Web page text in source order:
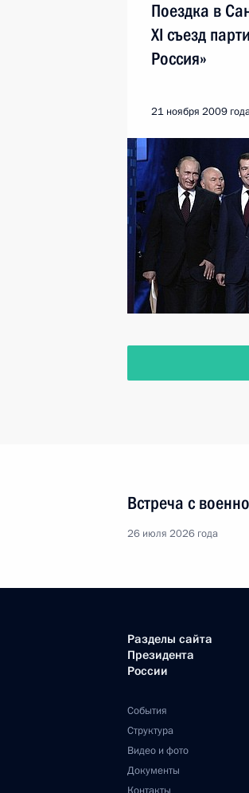
Поездка в
XI съезд
Россия»
21 ноября 2009
Встреча с
26 июля 2026 года
Разделы сайта
Президента
России
События
Структура
Видео и фото
Документы